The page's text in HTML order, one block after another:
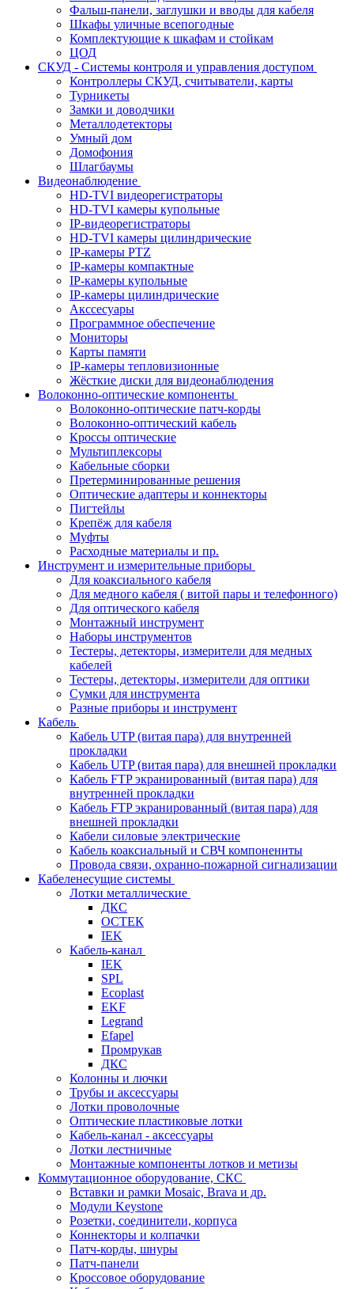
Фальш-панели, заглушки и вводы для кабеля
Шкафы уличные всепогодные
Комплектующие к шкафам и стойкам
ЦОД
СКУД - Системы контроля и управления доступом
Контроллеры СКУД, считыватели, карты
Турникеты
Замки и доводчики
Металлодетекторы
Умный дом
Домофония
Шлагбаумы
Видеонаблюдение
HD-TVI видеорегистраторы
HD-TVI камеры купольные
IP-видеорегистраторы
HD-TVI камеры цилиндрические
IP-камеры PTZ
IP-камеры компактные
IP-камеры купольные
IP-камеры цилиндрические
Акссесуары
Программное обеспечение
Мониторы
Карты памяти
IP-камеры тепловизионные
Жёсткие диски для видеонаблюдения
Волоконно-оптические компоненты
Волоконно-оптические патч-корды
Волоконно-оптический кабель
Кроссы оптические
Мультиплексоры
Кабельные сборки
Претерминированные решения
Оптические адаптеры и коннекторы
Пигтейлы
Крепёж для кабеля
Муфты
Расходные материалы и пр.
Инструмент и измерительные приборы
Для коаксиального кабеля
Для медного кабеля ( витой пары и телефонного)
Для оптического кабеля
Монтажный инструмент
Наборы инструментов
Тестеры, детекторы, измерители для медных
кабелей
Тестеры, детекторы, измерители для оптики
Сумки для инструмента
Разные приборы и инструмент
Кабель
Кабель UTP (витая пара) для внутренней
прокладки
Кабель UTP (витая пара) для внешней прокладки
Кабель FTP экранированный (витая пара) для
внутренней прокладки
Кабель FTP экранированный (витая пара) для
внешней прокладки
Кабели силовые электрические
Кабель коаксиальный и СВЧ компоненнты
Провода связи, охранно-пожарной сигнализации
Кабеленесущие системы
Лотки металлические
ДКС
ОСТЕК
IEK
Кабель-канал
IEK
SPL
Ecoplast
EKF
Legrand
Efapel
Промрукав
ДКС
Колонны и лючки
Трубы и аксессуары
Лотки проволочные
Оптические пластиковые лотки
Кабель-канал - аксессуары
Лотки лестничные
Монтажные компоненты лотков и метизы
Коммутационное оборудование, СКС
Вставки и рамки Mosaic, Brava и др.
Модули Keystone
Розетки, соединители, корпуса
Коннекторы и колпачки
Патч-корды, шнуры
Патч-панели
Кроссовое оборудование